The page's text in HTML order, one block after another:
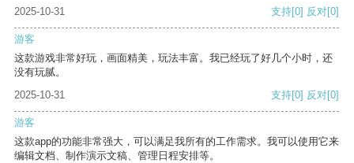
2025-10-31
支持[0] 反对[0]
游客
这款游戏非常好玩，画面精美，玩法丰富。我已经玩了好几个小时，还
没有玩腻。
2025-10-31
支持[0] 反对[0]
游客
这款app的功能非常强大，可以满足我所有的工作需求。我可以使用它来
编辑文档、制作演示文稿、管理日程安排等。